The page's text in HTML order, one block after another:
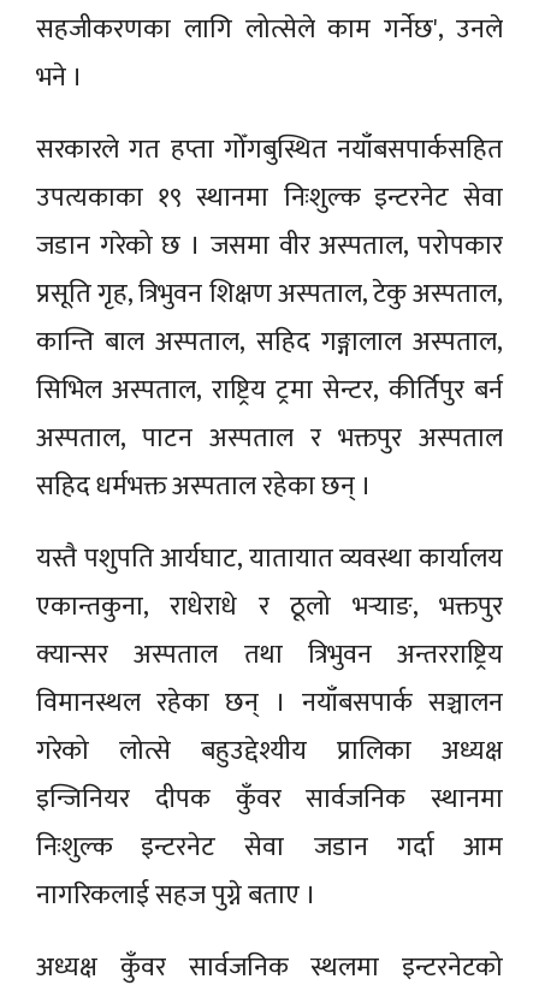
सहजीकरणका लागि लोत्सेले काम गर्नेछ', उनले
भने ।
सरकारले गत हप्ता गोँगबुस्थित नयाँबसपार्कसहित
उपत्यकाका १९ स्थानमा निःशुल्क इन्टरनेट सेवा
जडान गरेको छ । जसमा वीर अस्पताल, परोपकार
प्रसूति गृह, त्रिभुवन शिक्षण अस्पताल, टेकु अस्पताल,
कान्ति बाल अस्पताल, सहिद गङ्गालाल अस्पताल,
सिभिल अस्पताल, राष्ट्रिय ट्रमा सेन्टर, कीर्तिपुर बर्न
अस्पताल, पाटन अस्पताल र भक्तपुर अस्पताल
सहिद धर्मभक्त अस्पताल रहेका छन् ।
यस्तै पशुपति आर्यघाट, यातायात व्यवस्था कार्यालय
एकान्तकुना, राधेराधे र ठूलो भर्‍याङ, भक्तपुर
क्यान्सर अस्पताल तथा त्रिभुवन अन्तरराष्ट्रिय
विमानस्थल रहेका छन् । नयाँबसपार्क सञ्चालन
गरेको लोत्से बहुउद्देश्यीय प्रालिका अध्यक्ष
इन्जिनियर दीपक कुँवर सार्वजनिक स्थानमा
निःशुल्क इन्टरनेट सेवा जडान गर्दा आम
नागरिकलाई सहज पुग्ने बताए ।
अध्यक्ष कुँवर सार्वजनिक स्थलमा इन्टरनेटको